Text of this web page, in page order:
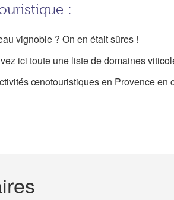
:
vignoble ? On en était sûres !
ici toute une liste de domaines
œnotouristiques en Provence en